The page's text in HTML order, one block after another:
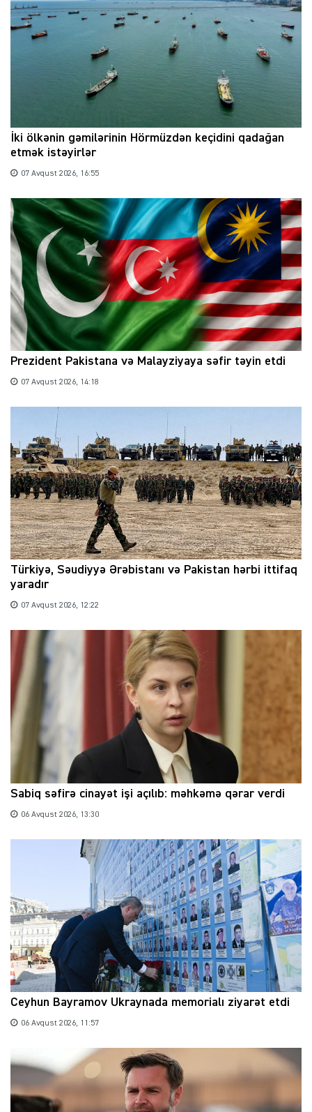
İki ölkənin gəmilərinin Hörmüzdən keçidini qadağan
etmək istəyirlər
07 Avqust 2026, 16:55
Prezident Pakistana və Malayziyaya səfir təyin etdi
07 Avqust 2026, 14:18
Türkiyə, Səudiyyə Ərəbistanı və Pakistan hərbi ittifaq
yaradır
07 Avqust 2026, 12:22
Sabiq səfirə cinayət işi açılıb: məhkəmə qərar verdi
06 Avqust 2026, 13:30
Ceyhun Bayramov Ukraynada memorialı ziyarət etdi
06 Avqust 2026, 11:57